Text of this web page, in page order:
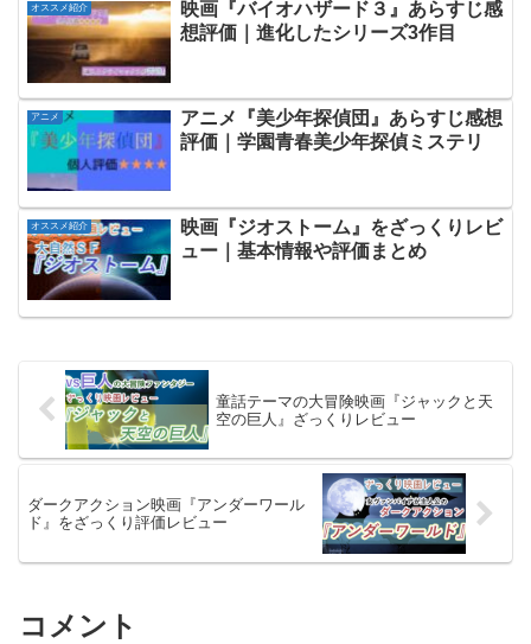
オススメ紹介
映画『バイオハザード３』あらすじ感
想評価｜進化したシリーズ3作目
アニメ
アニメ『美少年探偵団』あらすじ感想
評価｜学園青春美少年探偵ミステリ
オススメ紹介
映画『ジオストーム』をざっくりレビ
ュー｜基本情報や評価まとめ
童話テーマの大冒険映画『ジャックと天
空の巨人』ざっくりレビュー
ダークアクション映画『アンダーワール
ド』をざっくり評価レビュー
コメント